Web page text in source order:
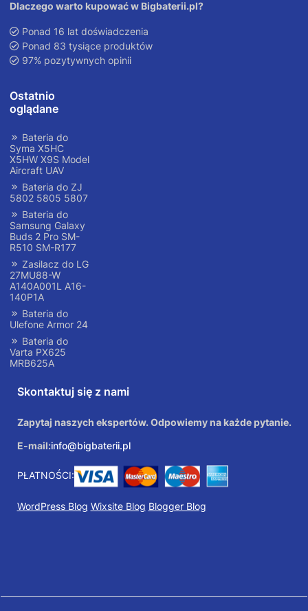
Dlaczego warto kupować w Bigbaterii.pl?
Ponad 16 lat doświadczenia
Ponad 83 tysiące produktów
97% pozytywnych opinii
Ostatnio
oglądane
Bateria do
Syma X5HC
X5HW X9S Model
Aircraft UAV
Bateria do ZJ
5802 5805 5807
Bateria do
Samsung Galaxy
Buds 2 Pro SM-
R510 SM-R177
Zasilacz do LG
27MU88-W
A140A001L A16-
140P1A
Bateria do
Ulefone Armor 24
Bateria do
Varta PX625
MRB625A
Skontaktuj się z nami
Zapytaj naszych ekspertów. Odpowiemy na każde pytanie.
E-mail:info@bigbaterii.pl
PŁATNOŚCI:
WordPress Blog Wixsite Blog Blogger Blog